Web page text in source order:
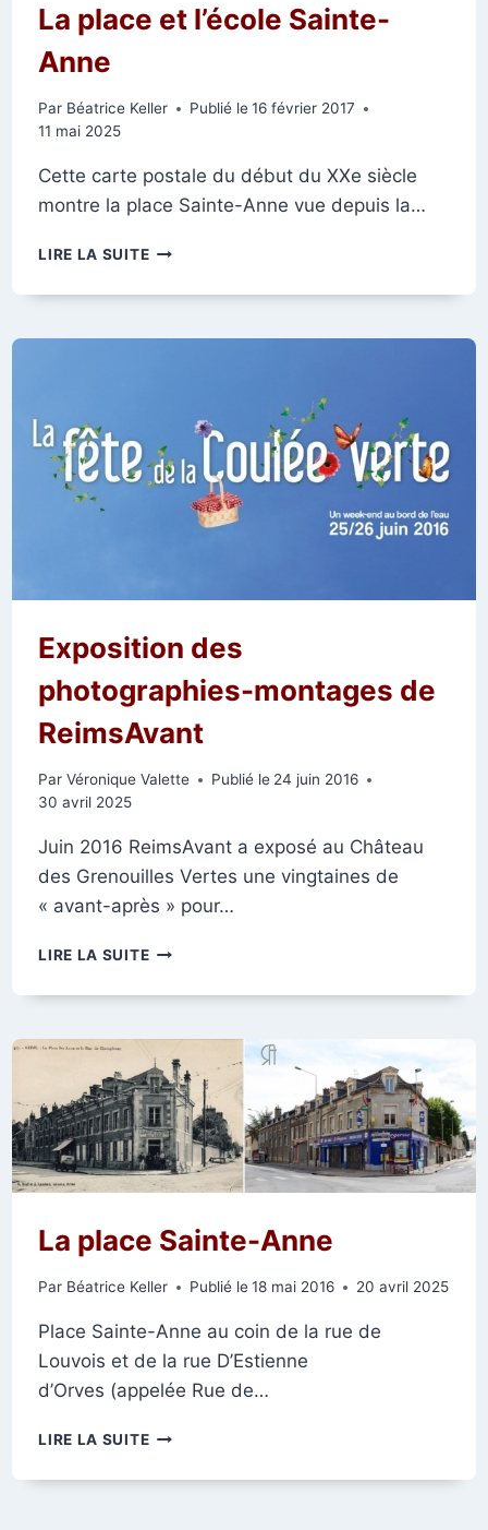
La place et l’école Sainte-
Anne
Par Béatrice Keller Publié le 16 février 2017
11 mai 2025
Cette carte postale du début du XXe siècle
montre la place Sainte-Anne vue depuis la…
LIRE LA SUITELA
ET
SAINTE-
Exposition des
photographies-montages de
ReimsAvant
Par Véronique Valette Publié le 24 juin 2016
30 avril 2025
Juin 2016 ReimsAvant a exposé au Château
des Grenouilles Vertes une vingtaines de
« avant-après » pour…
LIRE LA SUITEEXPOSITION
PHOTOGRAPHIES-
DE
REIMSAVANT
La place Sainte-Anne
Par Béatrice Keller Publié le 18 mai 2016 20 avril 2025
Place Sainte-Anne au coin de la rue de
Louvois et de la rue D’Estienne
d’Orves (appelée Rue de…
LIRE LA SUITELA
SAINTE-